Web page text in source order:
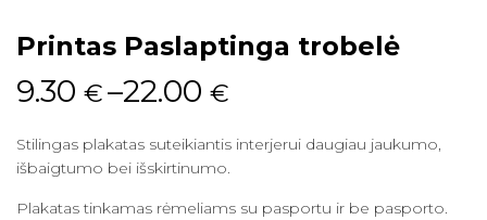
Printas Paslaptinga trobelė
9.30 €–22.00€
Stilingas plakatas suteikiantis interjerui daugiau jaukumo,
išbaigtumo bei išskirtinumo.
Plakatas tinkamas rėmeliams su pasportu ir be pasporto.